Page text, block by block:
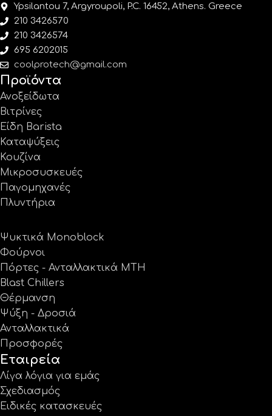
Ypsilantou 7, Argyroupoli, P.C. 16452, Athens. Greece
210 3426570
210 3426574
695 6202015
coolprotech@gmail.com
Προϊόντα
Ανοξείδωτα
Βιτρίνες
Είδη Barista
Καταψύξεις
Κουζίνα
Μικροσυσκευές
Παγομηχανές
Πλυντήρια
Ψυκτικά Monoblock
Φούρνοι
Πόρτες - Ανταλλακτικά MTH
Blast Chillers
Θέρμανση
Ψύξη - Δροσιά
Ανταλλακτικά
Προσφορές
Εταιρεία
Λίγα λόγια για εμάς
Σχεδιασμός
Ειδικές κατασκευές